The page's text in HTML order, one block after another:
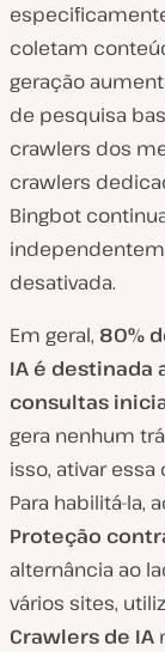
coletam
geração
de pesquisa
crawlers dos
crawlers
Bingbot
desativada.
Em geral, 80%
IA é destinada
consultas
gera nenhum
isso, ativar
Para habilitá-la,
Proteção
alternância ao
vários sites,
Crawlers de IA